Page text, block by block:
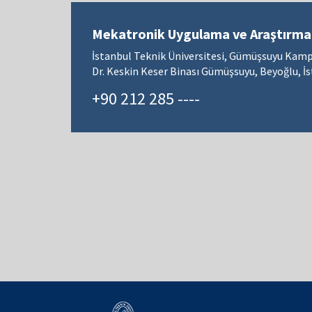
Mekatronik Uygulama ve
İstanbul Teknik Üniversitesi, Gümüşsuyu
Dr. Keskin Keser Binası Gümüşsuyu, Beyoğlu,
+90 212 285 ----